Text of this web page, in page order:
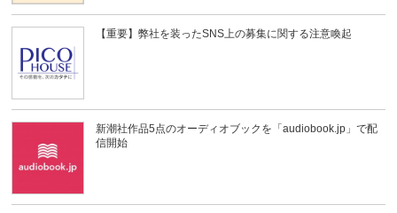
【重要】弊社を装ったSNS上の募集に関する注意喚起
新潮社作品5点のオーディオブックを「audiobook.jp」で配
信開始